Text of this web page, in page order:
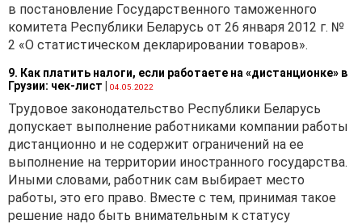
в постановление Государственного таможенного
комитета Республики Беларусь от 26 января 2012 г. №
2 «О статистическом декларировании товаров».
9. Как платить налоги, если работаете на «дистанционке» в
Грузии: чек-лист | 04.05.2022
Трудовое законодательство Республики Беларусь
допускает выполнение работниками компании работы
дистанционно и не содержит ограничений на ее
выполнение на территории иностранного государства.
Иными словами, работник сам выбирает место
работы, это его право. Вместе с тем, принимая такое
решение надо быть внимательным к статусу